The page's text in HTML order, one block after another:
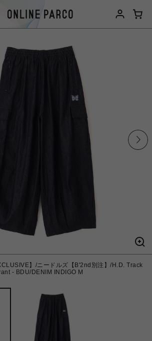
】/ニードルズ【B'2nd別注】/H.D. Track
- BDU/DENIM INDIGO M